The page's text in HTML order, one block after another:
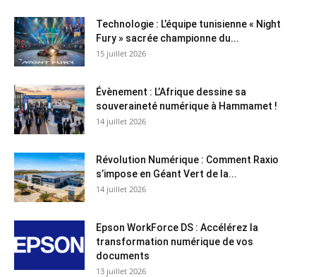
Technologie : L’équipe tunisienne « Night
Fury » sacrée championne du...
15 juillet 2026
Évènement : L’Afrique dessine sa
souveraineté numérique à Hammamet !
14 juillet 2026
Révolution Numérique : Comment Raxio
s’impose en Géant Vert de la...
14 juillet 2026
Epson WorkForce DS : Accélérez la
transformation numérique de vos
documents
13 juillet 2026